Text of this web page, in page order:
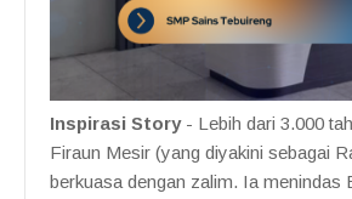
Inspirasi Story- Lebih dari 3.000
Firaun Mesir (yang diyakini sebagai
berkuasa dengan zalim. Ia menindas